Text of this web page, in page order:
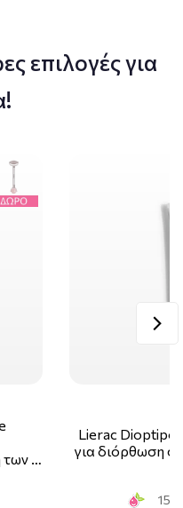
επιλογές για
των …
Lierac
για διόρθωση
15